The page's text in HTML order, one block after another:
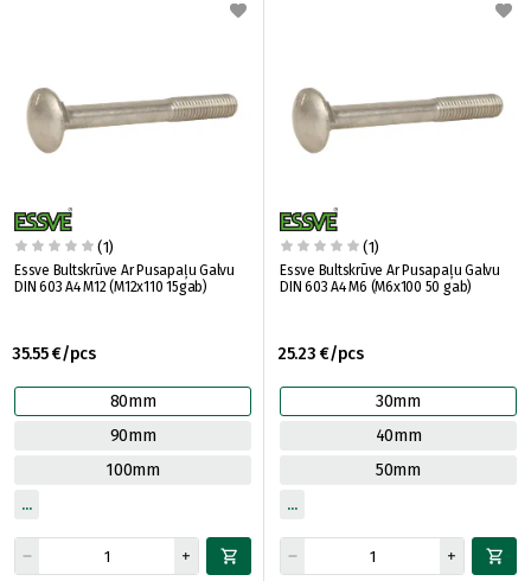
(1)
Essve Bultskrūve Ar Pusapaļu Galvu
DIN 603 A4 M12 (M12x110 15gab)
35.55 €/pcs
80mm
90mm
100mm
(1)
Essve Bultskrūve Ar Pusapaļu Galvu
DIN 603 A4 M6 (M6x100 50 gab)
25.23 €/pcs
30mm
40mm
50mm